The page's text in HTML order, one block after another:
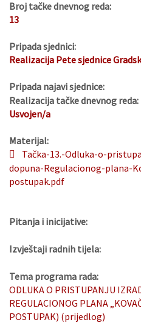
Broj tačke dnevnog reda:
13
Pripada sjednici:
Realizacija Pete sjednice
Pripada najavi sjednice:
Realizacija tačke dnevnog reda:
Usvojen/a
Materijal:
Tačka-13.-Odluka-o-
dopuna-Regulacionog-plana-
postupak.pdf
Pitanja i inicijative:
Izvještaji radnih tijela:
Tema programa rada:
ODLUKA O PRISTUPANJU
REGULACIONOG PLANA
POSTUPAK) (prijedlog)